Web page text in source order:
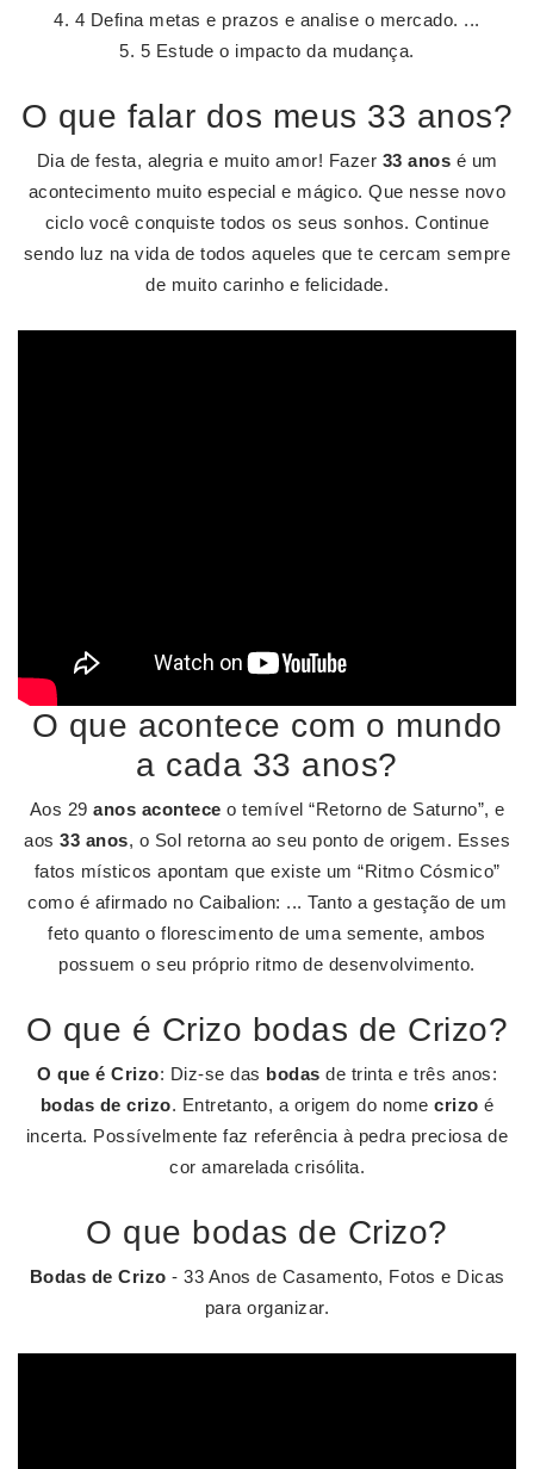
4 Defina metas e prazos e analise o mercado. ...
5 Estude o impacto da mudança.
O que falar dos meus 33 anos?
Dia de festa, alegria e muito amor! Fazer 33 anos é um
acontecimento muito especial e mágico. Que nesse novo
ciclo você conquiste todos os seus sonhos. Continue
sendo luz na vida de todos aqueles que te cercam sempre
de muito carinho e felicidade.
O que acontece com o mundo
a cada 33 anos?
Aos 29 anos acontece o temível “Retorno de Saturno”, e
aos 33 anos, o Sol retorna ao seu ponto de origem. Esses
fatos místicos apontam que existe um “Ritmo Cósmico”
como é afirmado no Caibalion: ... Tanto a gestação de um
feto quanto o florescimento de uma semente, ambos
possuem o seu próprio ritmo de desenvolvimento.
O que é Crizo bodas de Crizo?
O que é Crizo: Diz-se das bodas de trinta e três anos:
bodas de crizo. Entretanto, a origem do nome crizo é
incerta. Possívelmente faz referência à pedra preciosa de
cor amarelada crisólita.
O que bodas de Crizo?
Bodas de Crizo - 33 Anos de Casamento, Fotos e Dicas
para organizar.